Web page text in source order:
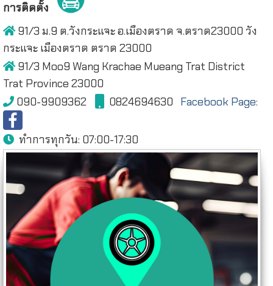
การติดตั้ง
91/3 ม.9 ต.วังกระแจะ อ.เมืองตราด จ.ตราด23000 วัง
กระแจะ เมืองตราด ตราด 23000
91/3 Moo9 Wang Krachae Mueang Trat District
Trat Province 23000
090-9909362
0824694630 Facebook Page:
ทำการทุกวัน: 07:00-17:30